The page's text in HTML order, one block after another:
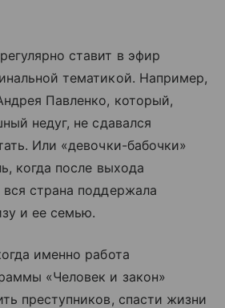
ставит в эфир
тематикой. Например,
Павленко, который,
недуг, не сдавался
Или «девочки-бабочки»
когда после выхода
страна поддержала
и ее семью.
именно работа
«Человек и закон»
преступников, спасти жизни